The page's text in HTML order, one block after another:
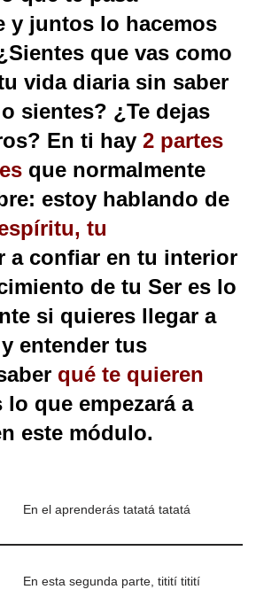
y juntos lo hacemos
que vas como
vida diaria sin saber
sientes? ¿Te dejas
En ti hay 2 partes
que normalmente
estoy hablando de
tu
a confiar en tu interior
de tu Ser es lo
si quieres llegar a
y entender tus
qué te quieren
lo que empezará a
este módulo.
En el aprenderás tatatá tatatá
En esta segunda parte, titití titití